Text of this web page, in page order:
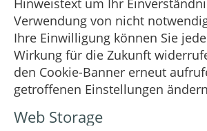
Hinweistext um Ihr
Verwendung von nicht
Ihre Einwilligung können Sie
Wirkung für die Zukunft
den Cookie-Banner erneut
getroffenen Einstellungen
Web Storage